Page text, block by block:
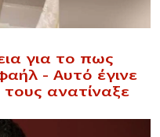
για το πως
– Αυτό έγινε
τους ανατίναξε